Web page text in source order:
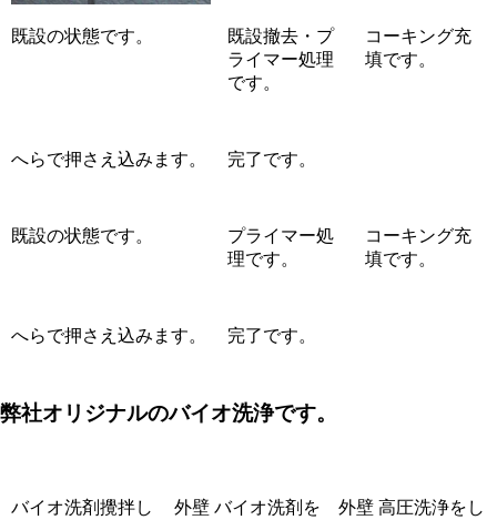
既設の状態です。
既設撤去・プ
ライマー処理
です。
コーキング充
填です。
へらで押さえ込みます。 完了です。
既設の状態です。
プライマー処
理です。
コーキング充
填です。
へらで押さえ込みます。 完了です。
弊社オリジナルのバイオ洗浄です。
バイオ洗剤攪拌し
外壁 バイオ洗剤を
外壁 高圧洗浄をし